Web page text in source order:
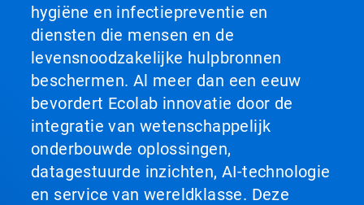
hygiëne en infectiepreventie en
diensten die mensen en de
levensnoodzakelijke hulpbronnen
beschermen. Al meer dan een eeuw
bevordert Ecolab innovatie door de
integratie van wetenschappelijk
onderbouwde oplossingen,
datagestuurde inzichten, AI-technologie
en service van wereldklasse. Deze